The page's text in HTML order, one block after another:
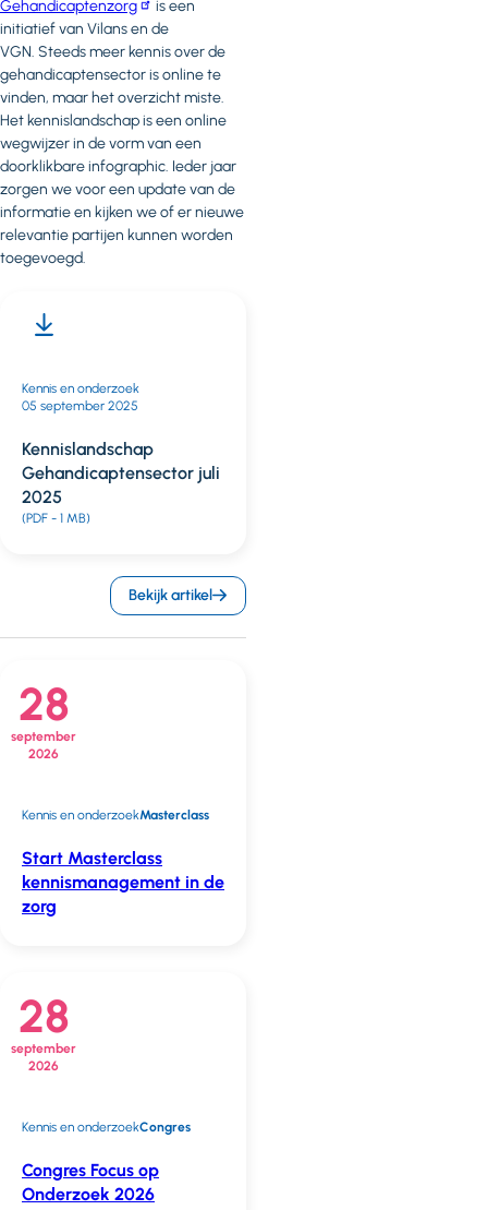
Gehandicaptenzorg
is een
initiatief van Vilans en de
VGN. Steeds meer kennis over de
gehandicaptensector is online te
vinden, maar het overzicht miste.
Het kennislandschap is een online
wegwijzer in de vorm van een
doorklikbare infographic. Ieder jaar
zorgen we voor een update van de
informatie en kijken we of er nieuwe
relevantie partijen kunnen worden
toegevoegd.
Kennislandschap
Gehandicaptensector juli
2025
(PDF - 1 MB)
Kennis en onderzoek
05 september 2025
Bekijk artikel
Start Masterclass
kennismanagement in de
zorg
Kennis en onderzoekMasterclass
28
september
2026
Congres Focus op
Onderzoek 2026
Kennis en onderzoekCongres
28
september
2026